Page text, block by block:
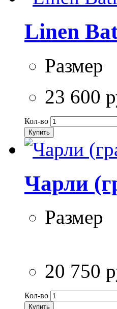
Linen
Размер
23 600
Кол-во
Купить
Чарли
Размер
20 750
Кол-во
Купить